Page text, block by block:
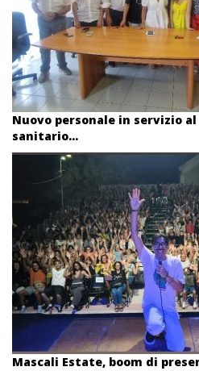
Nuovo personale in servizio
sanitario...
Mascali Estate, boom di